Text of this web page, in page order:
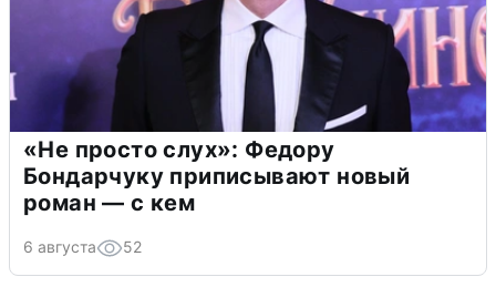
«Не просто слух»: Федору
Бондарчуку приписывают новый
роман — с кем
6 августа 52